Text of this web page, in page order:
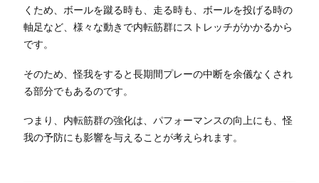
くため、ボールを蹴る時も、走る時も、ボールを投げる時の
軸足など、様々な動きで内転筋群にストレッチがかかるから
です。
そのため、怪我をすると長期間プレーの中断を余儀なくされ
る部分でもあるのです。
つまり、内転筋群の強化は、パフォーマンスの向上にも、怪
我の予防にも影響を与えることが考えられます。